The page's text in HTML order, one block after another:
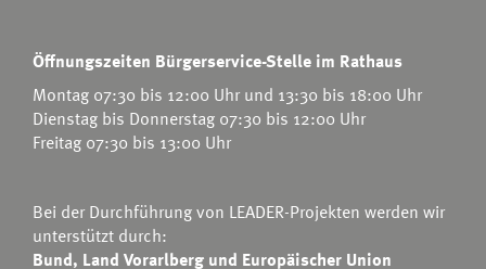
Öffnungszeiten Bürgerservice-Stelle im Rathaus
Montag 07:30 bis 12:00 Uhr und 13:30 bis 18:00 Uhr
Dienstag bis Donnerstag 07:30 bis 12:00 Uhr
Freitag 07:30 bis 13:00 Uhr
Bei der Durchführung von LEADER-Projekten werden wir
unterstützt durch:
Bund, Land Vorarlberg und Europäischer Union